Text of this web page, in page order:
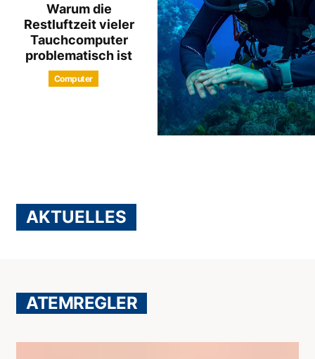
Warum die
Restluftzeit vieler
Tauchcomputer
problematisch ist
Computer
AKTUELLES
ATEMREGLER